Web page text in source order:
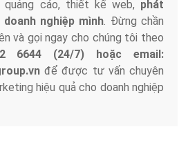
quảng cáo, thiết kế web, phát
nghiệp mình. Đừng chần
và gọi ngay cho chúng tôi theo
6644 (24/7) hoặc email:
để được tư vấn chuyên
hiệu quả cho doanh nghiệp